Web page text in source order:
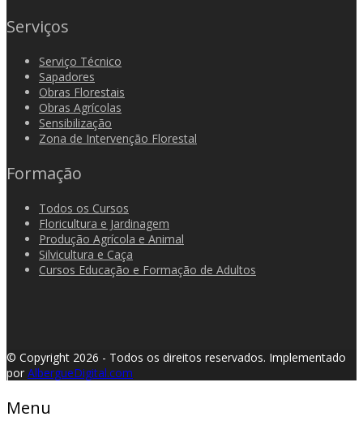
Serviços
Serviço Técnico
Sapadores
Obras Florestais
Obras Agrícolas
Sensibilização
Zona de Intervenção Florestal
Formação
Todos os Cursos
Floricultura e Jardinagem
Produção Agrícola e Animal
Silvicultura e Caça
Cursos Educação e Formação de Adultos
© Copyright 2026 - Todos os direitos reservados. Implementado
por AlbergueDigital.com
Menu